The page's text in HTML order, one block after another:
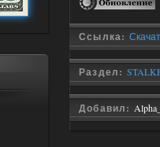
Ссылка:
Раздел:
Добавил: